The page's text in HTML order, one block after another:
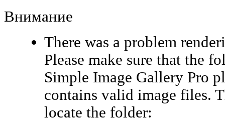
Внимание
There was a problem
Please make sure that the
Simple Image Gallery Pro
contains valid image files.
locate the folder: